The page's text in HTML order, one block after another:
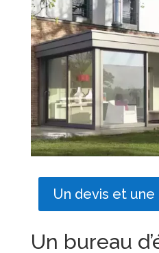
Un devis et
Un bureau